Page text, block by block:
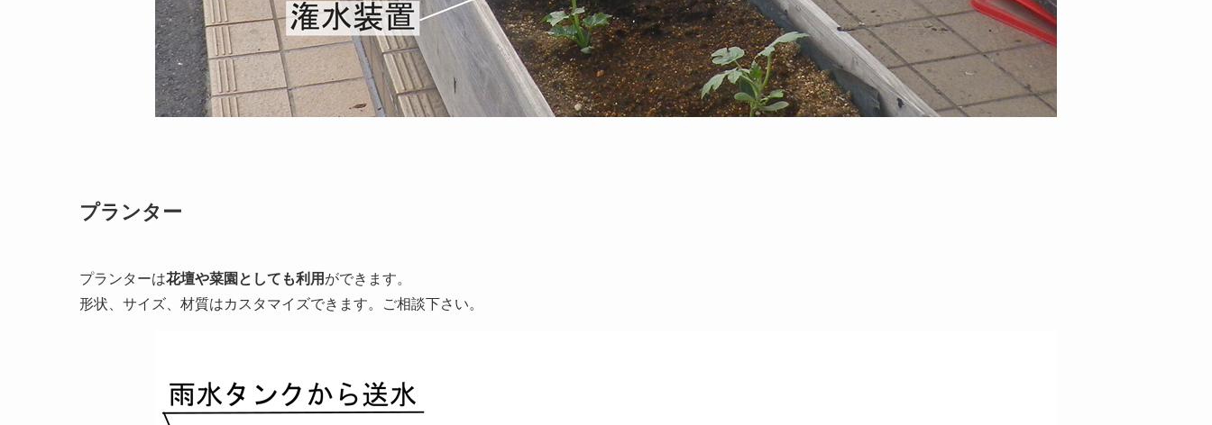
プランター
プランターは花壇や菜園としても利用 ができます。
形状、サイズ、材質はカスタマイズできます。ご相談下さい。